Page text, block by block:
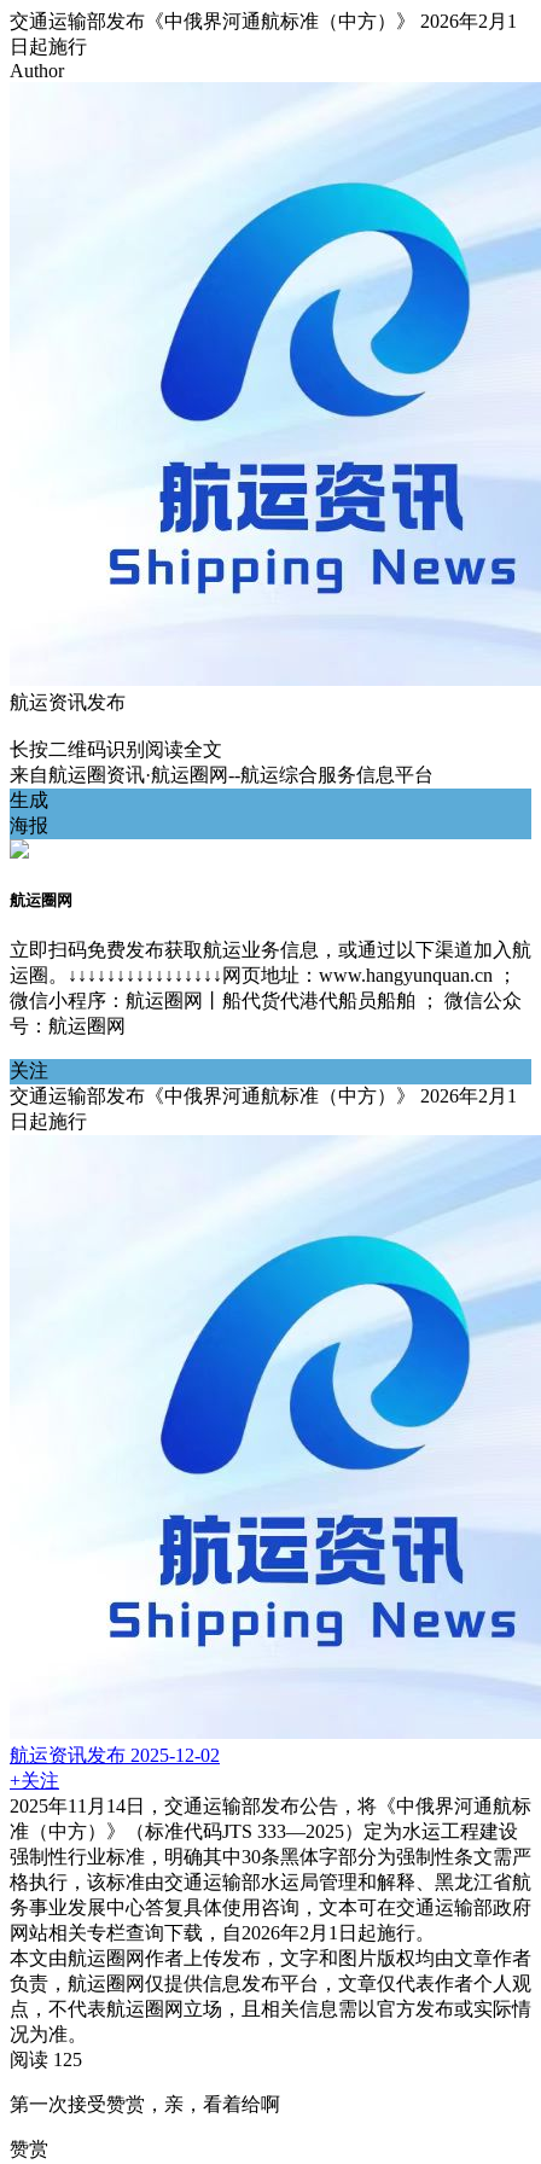
交通运输部发布《中俄界河通航标准（中方）》 2026年2月1
日起施行
Author
航运资讯发布
长按二维码识别阅读全文
来自航运圈资讯·航运圈网--航运综合服务信息平台
生成
海报
航运圈网
立即扫码免费发布获取航运业务信息，或通过以下渠道加入航
运圈。↓↓↓↓↓↓↓↓↓↓↓↓↓↓↓↓网页地址：www.hangyunquan.cn ；
微信小程序：航运圈网丨船代货代港代船员船舶 ； 微信公众
号：航运圈网
关注
交通运输部发布《中俄界河通航标准（中方）》 2026年2月1
日起施行
航运资讯发布 2025-12-02
+关注
2025年11月14日，交通运输部发布公告，将《中俄界河通航标
准（中方）》（标准代码JTS 333—2025）定为水运工程建设
强制性行业标准，明确其中30条黑体字部分为强制性条文需严
格执行，该标准由交通运输部水运局管理和解释、黑龙江省航
务事业发展中心答复具体使用咨询，文本可在交通运输部政府
网站相关专栏查询下载，自2026年2月1日起施行。
本文由航运圈网作者上传发布，文字和图片版权均由文章作者
负责，航运圈网仅提供信息发布平台，文章仅代表作者个人观
点，不代表航运圈网立场，且相关信息需以官方发布或实际情
况为准。
阅读 125
第一次接受赞赏，亲，看着给啊
赞赏